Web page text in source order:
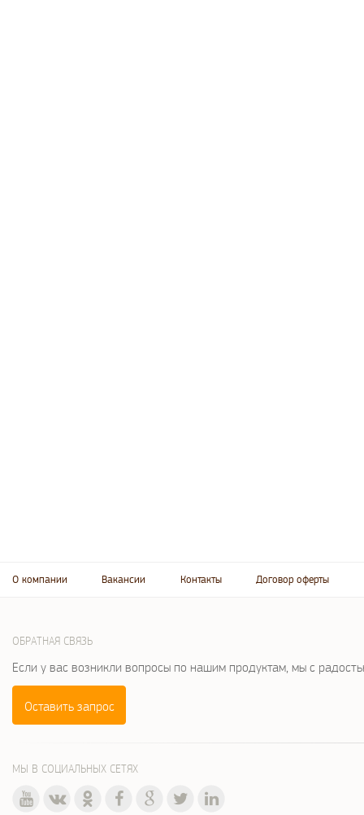
О компании Вакансии Контакты Договор оферты
ОБРАТНАЯ СВЯЗЬ
Если у вас возникли вопросы по нашим продуктам, мы с
Оставить запрос
МЫ В СОЦИАЛЬНЫХ СЕТЯХ